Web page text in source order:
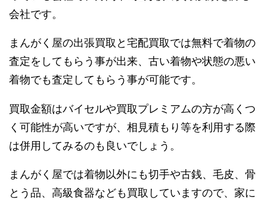
会社です。
まんがく屋の出張買取と宅配買取では無料で着物の
査定をしてもらう事が出来、古い着物や状態の悪い
着物でも査定してもらう事が可能です。
買取金額はバイセルや買取プレミアムの方が高くつ
く可能性が高いですが、相見積もり等を利用する際
は併用してみるのも良いでしょう。
まんがく屋では着物以外にも切手や古銭、毛皮、骨
とう品、高級食器なども買取していますので、家に